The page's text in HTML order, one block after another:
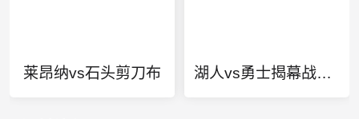
莱昂纳vs石头剪刀布 湖人vs勇士揭幕战分数